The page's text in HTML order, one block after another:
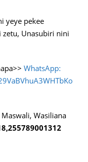
yeye pekee
Unasubiri nini
WhatsApp:
Wasiliana